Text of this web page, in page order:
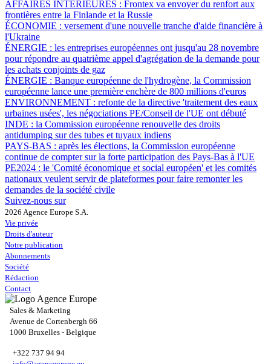
AFFAIRES INTÉRIEURES : Frontex va envoyer du renfort aux
frontières entre la Finlande et la Russie
ÉCONOMIE : versement d'une nouvelle tranche d'aide financière à
l'Ukraine
ÉNERGIE : les entreprises européennes ont jusqu'au 28 novembre
pour répondre au quatrième appel d'agrégation de la demande pour
les achats conjoints de gaz
ÉNERGIE : Banque européenne de l'hydrogène, la Commission
européenne lance une première enchère de 800 millions d'euros
ENVIRONNEMENT : refonte de la directive 'traitement des eaux
urbaines usées', les négociations PE/Conseil de l'UE ont débuté
INDE : la Commission européenne renouvelle des droits
antidumping sur des tubes et tuyaux indiens
PAYS-BAS : après les élections, la Commission européenne
continue de compter sur la forte participation des Pays-Bas à l'UE
PE2024 : le 'Comité économique et social européen' et les comités
nationaux veulent servir de plateformes pour faire remonter les
demandes de la société civile
Suivez-nous sur
2026 Agence Europe S.A.
Vie privée
Droits d'auteur
Notre publication
Abonnements
Société
Rédaction
Contact
Sales & Marketing
Avenue de Cortenbergh 66
1000 Bruxelles - Belgique
+322 737 94 94